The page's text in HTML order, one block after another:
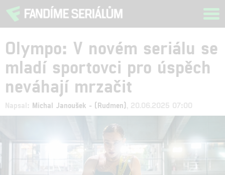
Olympo: V novém seriálu se
mladí sportovci pro úspěch
neváhají mrzačit
Napsal: Michal Janoušek - (Rudmen) , 20.06.2025 07:00